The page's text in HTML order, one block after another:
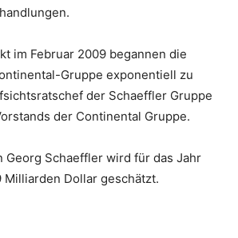
im Februar 2009 begannen die
Gruppe exponentiell zu
der Schaeffler Gruppe
der Continental Gruppe.
Georg Schaeffler wird für das Jahr
Milliarden Dollar geschätzt.